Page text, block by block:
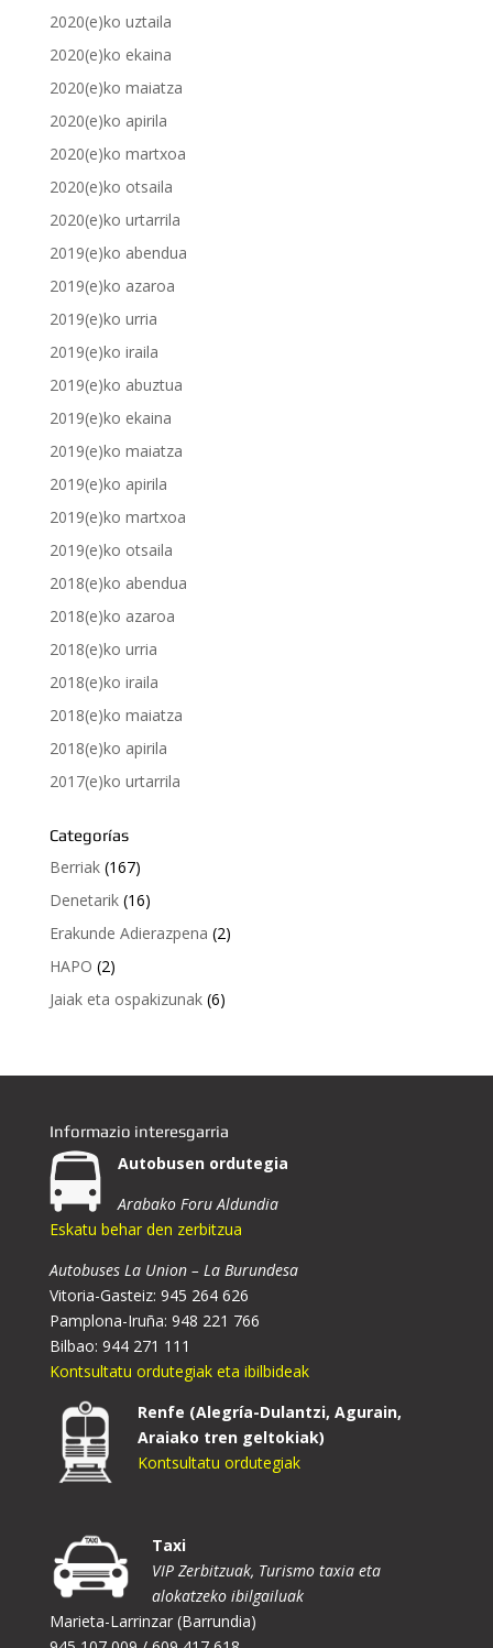
2020(e)ko uztaila
2020(e)ko ekaina
2020(e)ko maiatza
2020(e)ko apirila
2020(e)ko martxoa
2020(e)ko otsaila
2020(e)ko urtarrila
2019(e)ko abendua
2019(e)ko azaroa
2019(e)ko urria
2019(e)ko iraila
2019(e)ko abuztua
2019(e)ko ekaina
2019(e)ko maiatza
2019(e)ko apirila
2019(e)ko martxoa
2019(e)ko otsaila
2018(e)ko abendua
2018(e)ko azaroa
2018(e)ko urria
2018(e)ko iraila
2018(e)ko maiatza
2018(e)ko apirila
2017(e)ko urtarrila
Categorías
Berriak(167)
Denetarik(16)
Erakunde Adierazpena (2)
HAPO (2)
Jaiak eta ospakizunak(6)
Informazio interesgarria
Autobusen ordutegia
Arabako Foru Aldundia
Eskatu behar den zerbitzua
Autobuses La Union – La Burundesa
Vitoria-Gasteiz: 945 264 626
Pamplona-Iruña: 948 221 766
Bilbao: 944 271 111
Kontsultatu ordutegiak eta ibilbideak
Renfe (Alegría-Dulantzi, Agurain,
Araiako tren geltokiak)
Kontsultatu ordutegiak
Taxi
VIP Zerbitzuak, Turismo taxia eta
alokatzeko ibilgailuak
Marieta-Larrinzar (Barrundia)